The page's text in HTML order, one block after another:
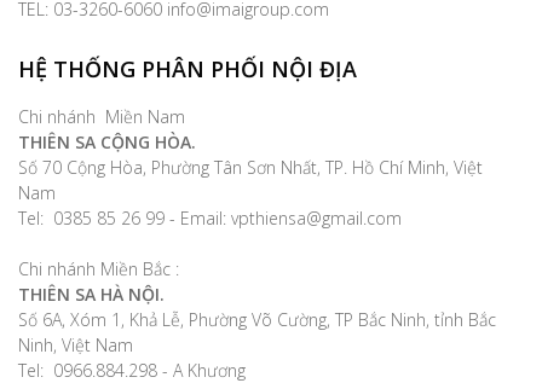
TEL: 03-3260-6060 info@imaigroup.com
HỆ THỐNG PHÂN PHỐI NỘI ĐỊA
Chi nhánh Miền Nam
THIÊN SA CỘNG HÒA.
Số 70 Cộng Hòa, Phường Tân Sơn Nhất, TP. Hồ Chí Minh, Việt
Nam
Tel: 0385 85 26 99 - Email: vpthiensa@gmail.com
Chi nhánh Miền Bắc :
THIÊN SA HÀ NỘI.
Số 6A, Xóm 1, Khả Lễ, Phường Võ Cường, TP Bắc Ninh, tỉnh Bắc
Ninh, Việt Nam
Tel: 0966.884.298 - A Khương